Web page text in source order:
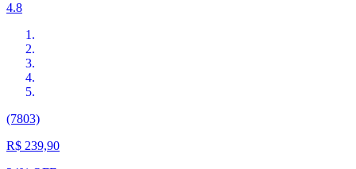
4.8
(7803)
R$ 239,90